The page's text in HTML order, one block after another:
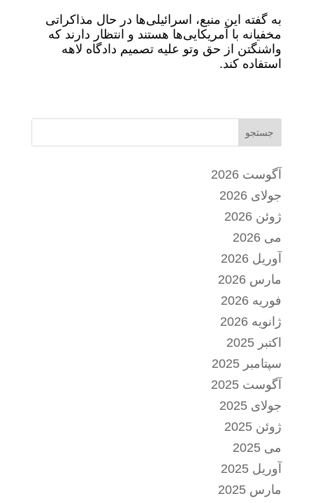
به گفته این منبع، اسرائیلی‌ها در حال مذاکراتی
مخفیانه با آمریکایی‌ها هستند و انتظار دارند که
واشنگتن از حق وتو علیه تصمیم دادگاه لاهه
استفاده کند.
جستجو
آگوست 2026
جولای 2026
ژوئن 2026
می 2026
آوریل 2026
مارس 2026
فوریه 2026
ژانویه 2026
اکتبر 2025
سپتامبر 2025
آگوست 2025
جولای 2025
ژوئن 2025
می 2025
آوریل 2025
مارس 2025